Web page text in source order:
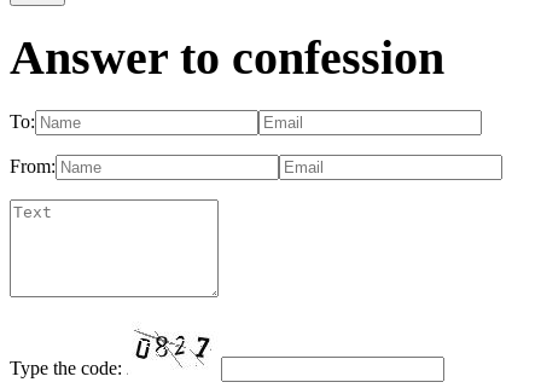
Answer to confession
To:
From:
Type the code: